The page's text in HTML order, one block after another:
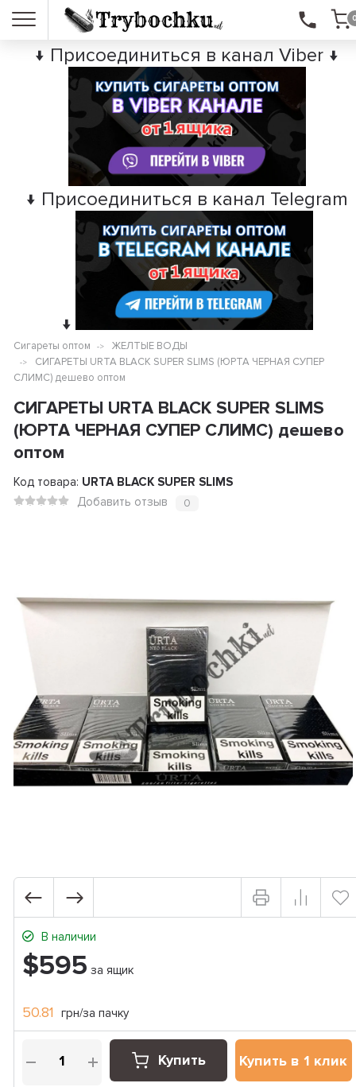
↓ Присоединиться в канал Viber ↓
↓ Присоединиться в канал Telegram
↓
Сигареты оптом
ЖЕЛТЫЕ ВОДЫ
СИГАРЕТЫ URTA BLACK SUPER SLIMS (ЮРТА ЧЕРНАЯ СУПЕР
СЛИМС) дешево оптом
СИГАРЕТЫ URTA BLACK SUPER SLIMS
(ЮРТА ЧЕРНАЯ СУПЕР СЛИМС) дешево
оптом
Код товара: URTA BLACK SUPER SLIMS
Добавить отзыв
0
В наличии
$595 за ящик
50.81 грн/за пачку
Купить Купить в 1 клик